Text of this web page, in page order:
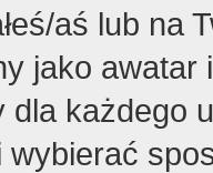
aś lub na
jako
dla każdego
wybierać